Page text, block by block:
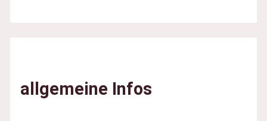
allgemeine Infos